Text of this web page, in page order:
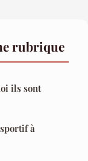
rubrique
ils sont
à